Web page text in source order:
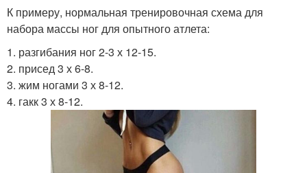
К примеру, нормальная тренировочная схема для
набора массы ног для опытного атлета:
1. разгибания ног 2-3 х 12-15.
2. присед 3 х 6-8.
3. жим ногами 3 х 8-12.
4. гакк 3 х 8-12.